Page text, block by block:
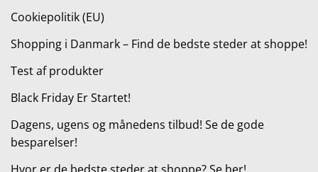
Cookiepolitik (EU)
Shopping i Danmark – Find de bedste steder at shoppe!
Test af produkter
Black Friday Er Startet!
Dagens, ugens og månedens tilbud! Se de gode
besparelser!